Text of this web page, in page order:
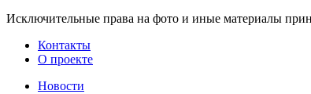
Исключительные права на фото и иные материалы
Контакты
О проекте
Новости